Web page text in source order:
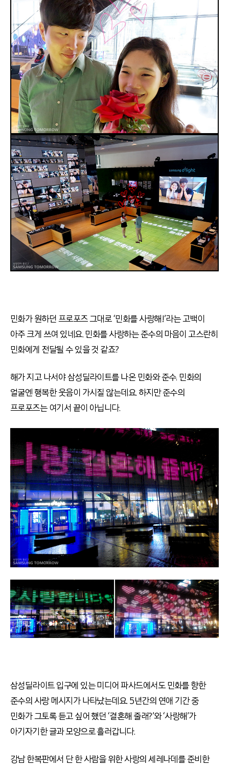
민화가 원하던 프로포즈 그대로 ‘민화를 사랑해!’라는 고백이
아주 크게 쓰여 있네요. 민화를 사랑하는 준수의 마음이 고스란히
민화에게 전달될 수 있을 것 같죠?
해가 지고 나서야 삼성딜라이트를 나온 민화와 준수. 민화의
얼굴엔 행복한 웃음이 가시질 않는데요. 하지만 준수의
프로포즈는 여기서 끝이 아닙니다.
삼성딜라이트 입구에 있는 미디어 파사드에서도 민화를 향한
준수의 사랑 메시지가 나타났는데요. 5년간의 연애 기간 중
민화가 그토록 듣고 싶어 했던 ‘결혼해 줄래?’와 ‘사랑해’가
아기자기한 글과 모양으로 흘러갑니다.
강남 한복판에서 단 한 사람을 위한 사랑의 세레나데를 준비한